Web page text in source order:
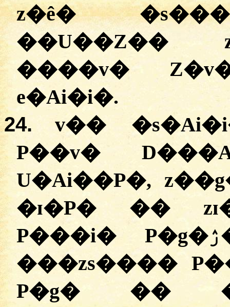
z�ê�
��U��Z��
����v�
e�Ai�i�.
24.
v��
P��v�
U�Ai��P�,
�ɪ�P� ��
P���i� P�g�ۯ� Ev�g� - ��AZ�
���zs����
P�g� ��